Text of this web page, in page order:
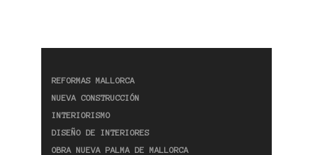
REFORMAS MALLORCA
NUEVA CONSTRUCCIÓN
INTERIORISMO
DISEÑO DE INTERIORES
OBRA NUEVA PALMA DE MALLORCA